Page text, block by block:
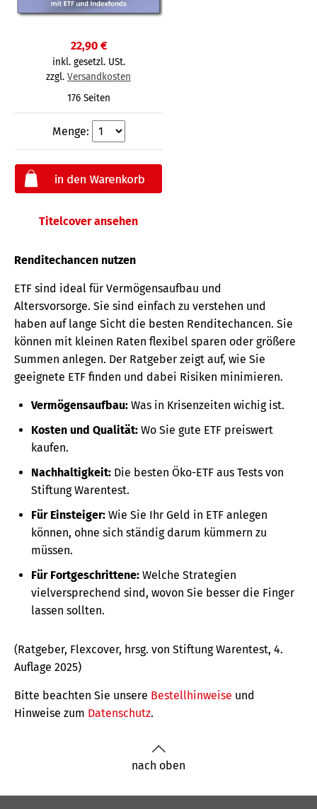
22,90 €
inkl. gesetzl. USt.
zzgl. Versandkosten
176 Seiten
Menge:
Titelcover ansehen
Renditechancen nutzen
ETF sind ideal für Vermögensaufbau und
Altersvorsorge. Sie sind einfach zu verstehen und
haben auf lange Sicht die besten Renditechancen. Sie
können mit kleinen Raten flexibel sparen oder größere
Summen anlegen. Der Ratgeber zeigt auf, wie Sie
geeignete ETF finden und dabei Risiken minimieren.
Vermögensaufbau: Was in Krisenzeiten wichig ist.
Kosten und Qualität: Wo Sie gute ETF preiswert
kaufen.
Nachhaltigkeit: Die besten Öko-ETF aus Tests von
Stiftung Warentest.
Für Einsteiger: Wie Sie Ihr Geld in ETF anlegen
können, ohne sich ständig darum kümmern zu
müssen.
Für Fortgeschrittene: Welche Strategien
vielversprechend sind, wovon Sie besser die Finger
lassen sollten.
(Ratgeber, Flexcover, hrsg. von Stiftung Warentest, 4.
Auflage 2025)
Bitte beachten Sie unsere Bestellhinweise und
Hinweise zum Datenschutz.
nach oben